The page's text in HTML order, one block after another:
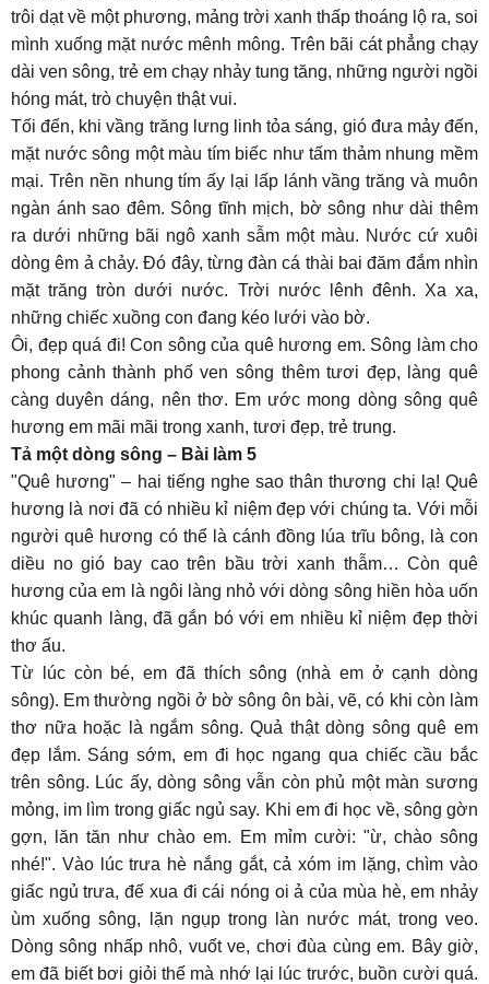
trôi dạt về một phương, mảng trời xanh thấp thoáng lộ ra, soi
mình xuống mặt nước mênh mông. Trên bãi cát phẳng chạy
dài ven sông, trẻ em chạy nhảy tung tăng, những người ngồi
hóng mát, trò chuyện thật vui.
Tối đến, khi vầng trăng lưng linh tỏa sáng, gió đưa mảy đến,
mặt nước sông một màu tím biếc như tấm thảm nhung mềm
mại. Trên nền nhung tím ấy lại lấp lánh vầng trăng và muôn
ngàn ánh sao đêm. Sông tĩnh mịch, bờ sông như dài thêm
ra dưới những bãi ngô xanh sẫm một màu. Nước cứ xuôi
dòng êm ả chảy. Đó đây, từng đàn cá thài bai đăm đắm nhìn
mặt trăng tròn dưới nước. Trời nước lênh đênh. Xa xa,
những chiếc xuồng con đang kéo lưới vào bờ.
Ôi, đẹp quá đi! Con sông của quê hương em. Sông làm cho
phong cảnh thành phố ven sông thêm tươi đẹp, làng quê
càng duyên dáng, nên thơ. Em ước mong dòng sông quê
hương em mãi mãi trong xanh, tươi đẹp, trẻ trung.
Tả một dòng sông – Bài làm 5
"Quê hương" – hai tiếng nghe sao thân thương chi lạ! Quê
hương là nơi đã có nhiều kỉ niệm đẹp với chúng ta. Với mỗi
người quê hương có thể là cánh đồng lúa trĩu bông, là con
diều no gió bay cao trên bầu trời xanh thẫm… Còn quê
hương của em là ngôi làng nhỏ với dòng sông hiền hòa uốn
khúc quanh làng, đã gắn bó với em nhiều kỉ niệm đẹp thời
thơ ấu.
Từ lúc còn bé, em đã thích sông (nhà em ở cạnh dòng
sông). Em thường ngồi ở bờ sông ôn bài, vẽ, có khi còn làm
thơ nữa hoặc là ngắm sông. Quả thật dòng sông quê em
đẹp lắm. Sáng sớm, em đi học ngang qua chiếc cầu bắc
trên sông. Lúc ấy, dòng sông vẫn còn phủ một màn sương
mỏng, im lìm trong giấc ngủ say. Khi em đi học về, sông gờn
gợn, lăn tăn như chào em. Em mỉm cười: "ừ, chào sông
nhé!". Vào lúc trưa hè nắng gắt, cả xóm im lặng, chìm vào
giấc ngủ trưa, đế xua đi cái nóng oi ả của mùa hè, em nhảy
ùm xuống sông, lặn ngụp trong làn nước mát, trong veo.
Dòng sông nhấp nhô, vuốt ve, chơi đùa cùng em. Bây giờ,
em đã biết bơi giỏi thế mà nhớ lại lúc trước, buồn cười quá.